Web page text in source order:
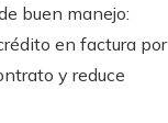
buen manejo:
en factura por
y reduce